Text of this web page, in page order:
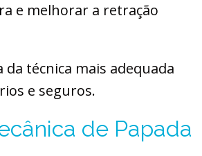
e melhorar a retração
técnica mais adequada
e seguros.
de Papada